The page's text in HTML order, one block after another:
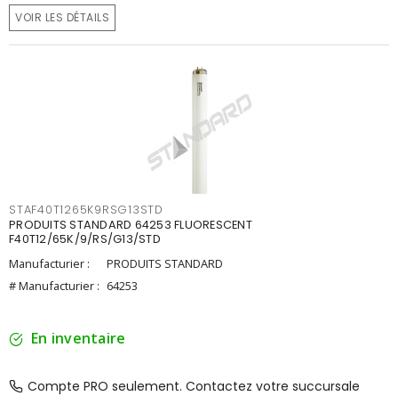
VOIR LES DÉTAILS
STAF40T1265K9RSG13STD
PRODUITS STANDARD 64253 FLUORESCENT
F40T12/65K/9/RS/G13/STD
Manufacturier :
PRODUITS STANDARD
# Manufacturier : 64253
En inventaire
Compte PRO seulement. Contactez votre succursale